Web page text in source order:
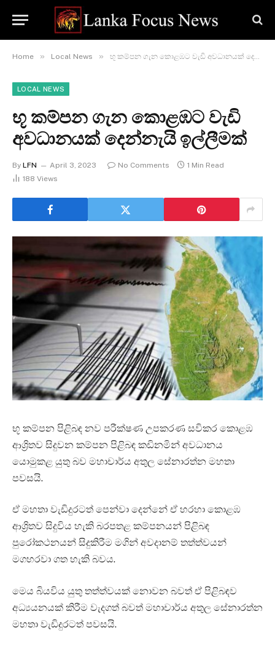
Home » Local News » භූ කම්පන ගැන කොළඹට වැඩි අවධානයක් දෙන්නැයි ඉල්ලීමක්
LOCAL NEWS
භූ කම්පන ගැන කොළඹට වැඩි
අවධානයක් දෙන්නැයි ඉල්ලීමක්
By LFN April 3, 2023 No Comments
1 Min Read
188 Views
භූ කම්පන පිළිබඳ නව පරීක්ෂණ උපකරණ සවිකර කොළඹ
ආශ්‍රිතව සිදුවන කම්පන පිළිබඳ කඩිනමින් අවධානය
යොමුකළ යුතු බව මහාචාර්ය අතුල සේනාරත්න මහතා
පවසයි.
ඒ මහතා වැඩිදුරටත් පෙන්වා දෙන්නේ ඒ හරහා කොළඹ
ආශ්‍රිතව සිදුවිය හැකි බරපතළ කම්පනයන් පිළිබඳ
පුරෝකථනයන් සිදුකිරීම මගින් අවදානම් තත්ත්වයන්
මගහරවා ගත හැකි බවය.
මෙය බියවිය යුතු තත්ත්වයක් නොවන බවත් ඒ පිළිබඳව
අධ්‍යයනයක් කිරීම වැදගත් බවත් මහාචාර්ය අතුල සේනාරත්න
මහතා වැඩිදුරටත් පවසයි.